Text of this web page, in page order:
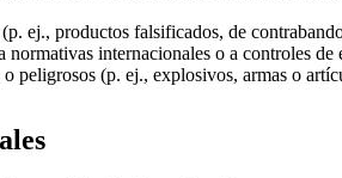
ej., productos falsificados, de
normativas internacionales o a controles de
peligrosos (p. ej., explosivos, armas o